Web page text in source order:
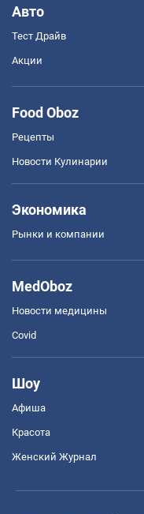
Авто
Тест Драйв
Акции
Food Oboz
Рецепты
Новости Кулинарии
Экономика
Рынки и компании
MedOboz
Новости медицины
Covid
Шоу
Афиша
Красота
Женский Журнал